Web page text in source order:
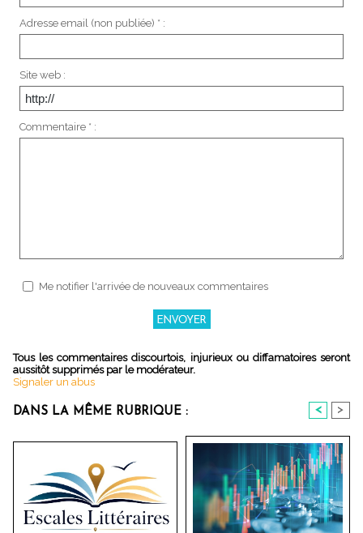
Adresse email (non publiée) * :
Site web :
Commentaire * :
Me notifier l'arrivée de nouveaux commentaires
Tous les commentaires discourtois, injurieux ou diffamatoires seront
aussitôt supprimés par le modérateur.
Signaler un abus
DANS LA MÊME RUBRIQUE : < >